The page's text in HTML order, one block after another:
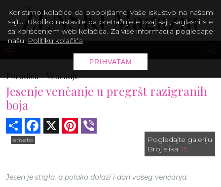
Porodica -Venčanje
Jesenje venčanje u pregršt razigranih
boja
Share Facebook Pinterest
envato
Pogledajte galeriju
Broj slika:15
Jesen je stigla, a polako dolazi i dan vašeg venčanja.
Koristimo kolačiće da poboljšamo Vaše iskustvo na našem
sajtu. Ukoliko nastavite da pretražujete ovaj sajt, saglasni ste
sa korišćenjem web kolačića. Za više informacija pogledajte
našu Politiku kolačića .
PRIHVATAM